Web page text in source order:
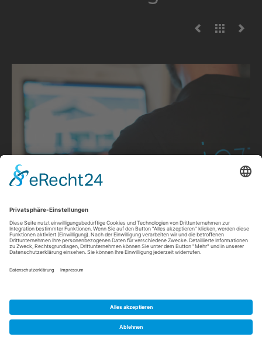
Auf Wunsch haben wir Ihre Anlage stets im Blick.
Wir vergleichen online die Soll-Ist-Erträge Ihrer